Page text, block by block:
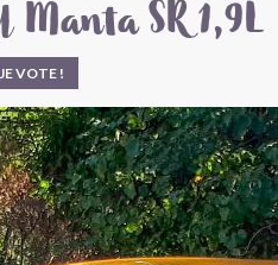
Manta SR 1,9L
JE VOTE !